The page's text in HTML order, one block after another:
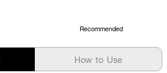
Recommended
How to Use